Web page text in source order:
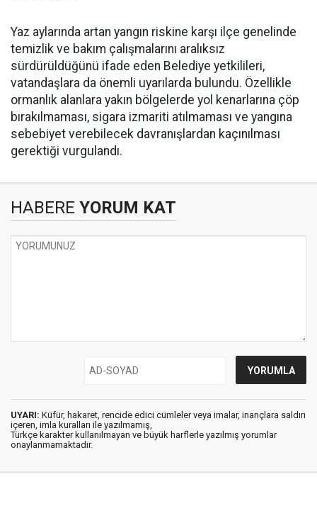
Yaz aylarında artan yangın riskine karşı ilçe genelinde
temizlik ve bakım çalışmalarını aralıksız
sürdürüldüğünü ifade eden Belediye yetkilileri,
vatandaşlara da önemli uyarılarda bulundu. Özellikle
ormanlık alanlara yakın bölgelerde yol kenarlarına çöp
bırakılmaması, sigara izmariti atılmaması ve yangına
sebebiyet verebilecek davranışlardan kaçınılması
gerektiği vurgulandı.
HABERE YORUM KAT
UYARI: Küfür, hakaret, rencide edici cümleler veya imalar, inançlara saldırı
içeren, imla kuralları ile yazılmamış,
Türkçe karakter kullanılmayan ve büyük harflerle yazılmış yorumlar
onaylanmamaktadır.